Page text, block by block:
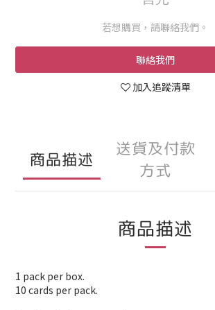
若想購買，請聯絡我們。
聯絡我們
加入追蹤清單
商品描述
送貨及付款
方式
商品描述
1 pack per box.
10 cards per pack.